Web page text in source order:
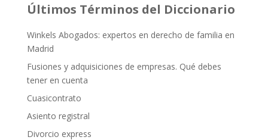
Últimos Términos del Diccionario
Winkels Abogados: expertos en derecho de familia en
Madrid
Fusiones y adquisiciones de empresas. Qué debes
tener en cuenta
Cuasicontrato
Asiento registral
Divorcio express